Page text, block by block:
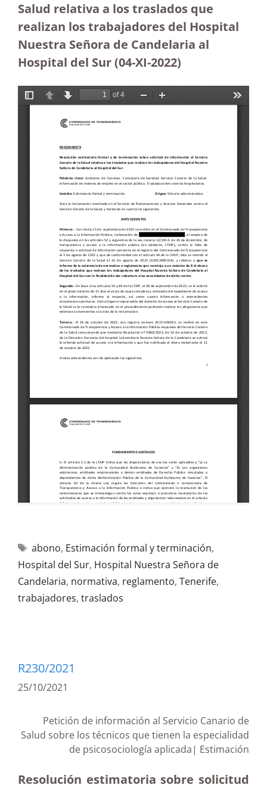
Salud relativa a los traslados que
realizan los trabajadores del Hospital
Nuestra Señora de Candelaria al
Hospital del Sur (04-XI-2022)
abono, Estimación formal y terminación,
Hospital del Sur, Hospital Nuestra Señora de
Candelaria, normativa, reglamento, Tenerife,
trabajadores, traslados
R230/2021
25/10/2021
Petición de información al Servicio Canario de
Salud sobre los técnicos que tienen la especialidad
de psicosociología aplicada| Estimación
Resolución estimatoria sobre solicitud